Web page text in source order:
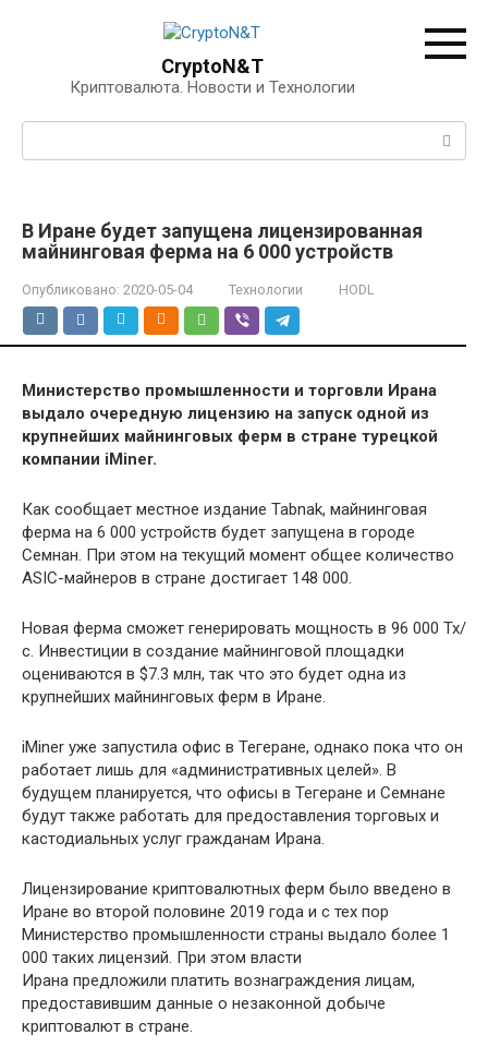
CryptoN&T
Криптовалюта. Новости и Технологии
В Иране будет запущена лицензированная
майнинговая ферма на 6 000 устройств
Опубликовано: 2020-05-04 Технологии HODL
Министерство промышленности и торговли Ирана
выдало очередную лицензию на запуск одной из
крупнейших майнинговых ферм в стране турецкой
компании iMiner.
Как сообщает местное издание Tabnak, майнинговая
ферма на 6 000 устройств будет запущена в городе
Семнан. При этом на текущий момент общее количество
ASIC-майнеров в стране достигает 148 000.
Новая ферма сможет генерировать мощность в 96 000 Тх/
с. Инвестиции в создание майнинговой площадки
оцениваются в $7.3 млн, так что это будет одна из
крупнейших майнинговых ферм в Иране.
iMiner уже запустила офис в Тегеране, однако пока что он
работает лишь для «административных целей». В
будущем планируется, что офисы в Тегеране и Семнане
будут также работать для предоставления торговых и
кастодиальных услуг гражданам Ирана.
Лицензирование криптовалютных ферм было введено в
Иране во второй половине 2019 года и с тех пор
Министерство промышленности страны выдало более 1
000 таких лицензий. При этом власти
Ирана предложили платить вознаграждения лицам,
предоставившим данные о незаконной добыче
криптовалют в стране.